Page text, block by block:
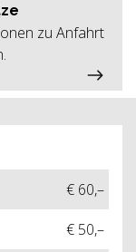
€ 60,–
€ 50,–
zu Anfahrt